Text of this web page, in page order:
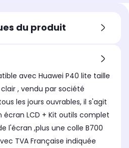
du produit
avec Huawei P40 lite taille
, vendu par société
les jours ouvrables, il s'agit
LCD + Kit outils complet
l'écran ,plus une colle B700
TVA Française indiquée